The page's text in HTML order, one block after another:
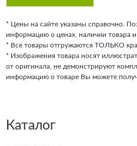
* Цены на сайте указаны справочно.
информацию о ценах, наличии товара и
* Все товары отгружаются ТОЛЬКО
* Изображения товара носят
от оригинала, не демонстрируют
информацию о товаре Вы можете
Каталог